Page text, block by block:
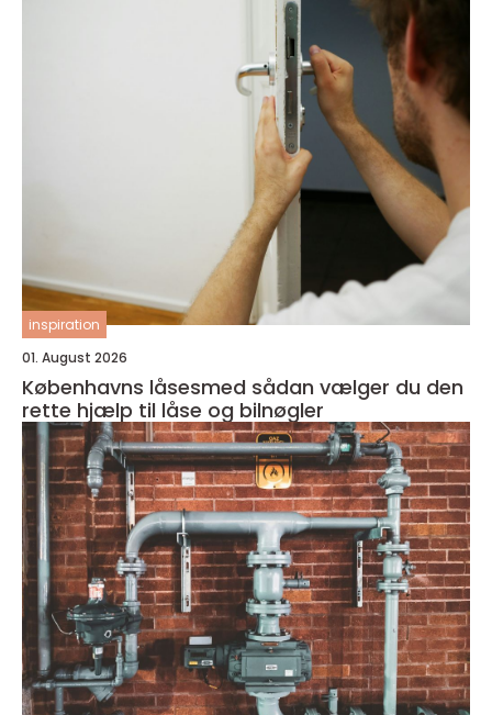
inspiration
01. August 2026
Københavns låsesmed sådan vælger du den
rette hjælp til låse og bilnøgler